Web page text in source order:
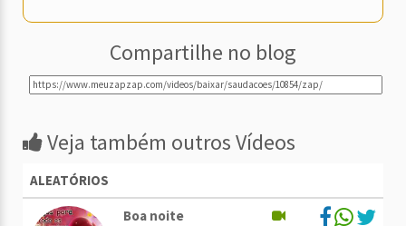
Compartilhe no blog
Veja também outros Vídeos
ALEATÓRIOS
Boa noite